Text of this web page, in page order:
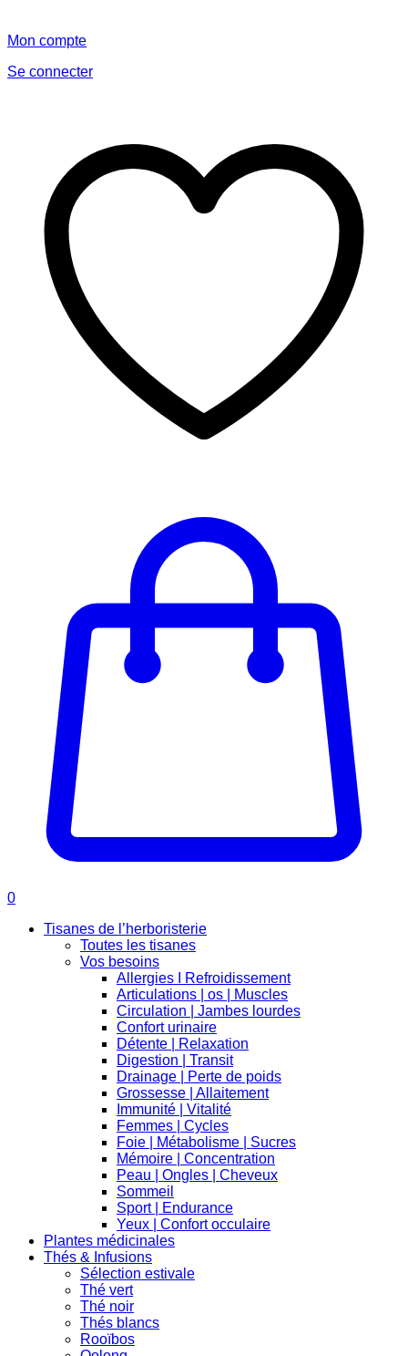
Mon compte
Se connecter
0
Tisanes de l’herboristerie
Toutes les tisanes
Vos besoins
Allergies I Refroidissement
Articulations | os | Muscles
Circulation | Jambes lourdes
Confort urinaire
Détente | Relaxation
Digestion | Transit
Drainage | Perte de poids
Grossesse | Allaitement
Immunité | Vitalité
Femmes | Cycles
Foie | Métabolisme | Sucres
Mémoire | Concentration
Peau | Ongles | Cheveux
Sommeil
Sport | Endurance
Yeux | Confort occulaire
Plantes médicinales
Thés & Infusions
Sélection estivale
Thé vert
Thé noir
Thés blancs
Rooïbos